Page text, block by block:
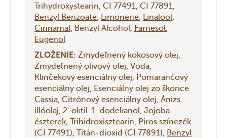
Trihydroxystearin CI 77491 CI 77891
Benzyl Benzoate Limonene Linalool
Cinnamal Benzyl Alcohol Farnesol
Eugenol
ZLOŽENIE: Zmydeľnený kokosový olej
Zmydeľnený olivový olej Voda
Klinčekový esenciálny olej Pomarančový
esenciálny olej Esenciálny olej zo škorice
Cassia Citrónový esenciálny olej Ánizs
illóolaj 2-oktil-1-dodekanol Jojoba
észterek Trihidroxisztearin Piros színezék
(CI 77491) Titán-dioxid (CI 77891) Benzyl